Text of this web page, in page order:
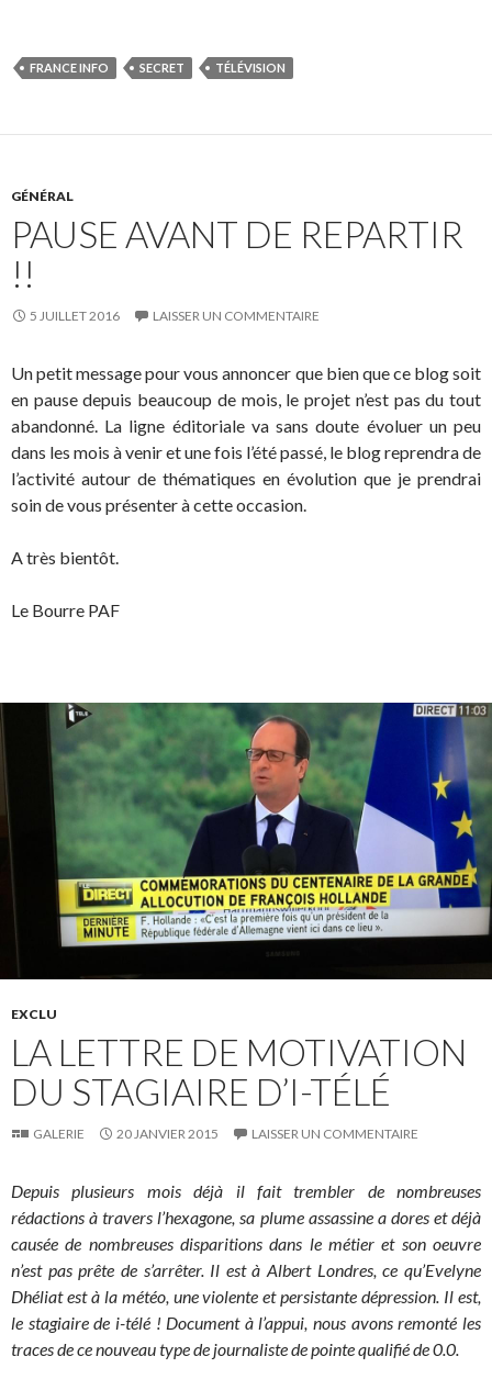
FRANCE INFO SECRET TÉLÉVISION
GÉNÉRAL
PAUSE AVANT DE REPARTIR
!!
5 JUILLET 2016 LAISSER UN COMMENTAIRE
Un petit message pour vous annoncer que bien que ce blog soit
en pause depuis beaucoup de mois, le projet n’est pas du tout
abandonné. La ligne éditoriale va sans doute évoluer un peu
dans les mois à venir et une fois l’été passé, le blog reprendra de
l’activité autour de thématiques en évolution que je prendrai
soin de vous présenter à cette occasion.
A très bientôt.
Le Bourre PAF
EXCLU
LA LETTRE DE MOTIVATION
DU STAGIAIRE D’I-TÉLÉ
GALERIE 20 JANVIER 2015 LAISSER UN COMMENTAIRE
Depuis plusieurs mois déjà il fait trembler de nombreuses
rédactions à travers l’hexagone, sa plume assassine a dores et déjà
causée de nombreuses disparitions dans le métier et son oeuvre
n’est pas prête de s’arrêter. Il est à Albert Londres, ce qu’Evelyne
Dhéliat est à la météo, une violente et persistante dépression. Il est,
le stagiaire de i-télé ! Document à l’appui, nous avons remonté les
traces de ce nouveau type de journaliste de pointe qualifié de 0.0.